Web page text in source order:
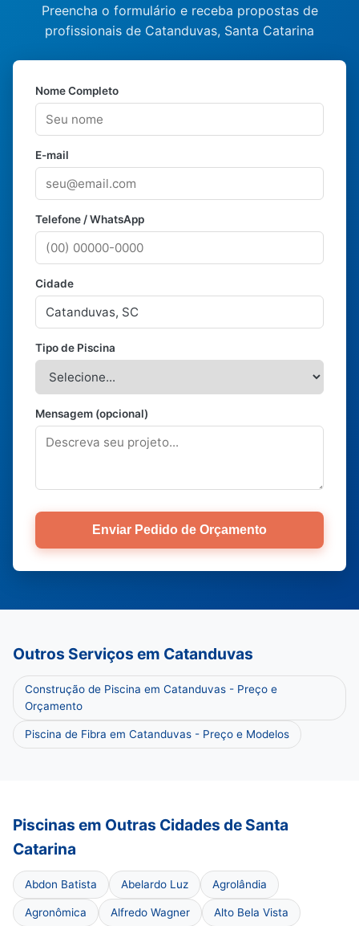
Preencha o formulário e receba propostas de
profissionais de Catanduvas, Santa Catarina
Nome Completo
E-mail
Telefone / WhatsApp
Cidade
Tipo de Piscina
Mensagem (opcional)
Enviar Pedido de Orçamento
Outros Serviços em Catanduvas
Construção de Piscina em Catanduvas - Preço e
Orçamento
Piscina de Fibra em Catanduvas - Preço e Modelos
Piscinas em Outras Cidades de Santa
Catarina
Abdon Batista Abelardo Luz Agrolândia
Agronômica Alfredo Wagner Alto Bela Vista